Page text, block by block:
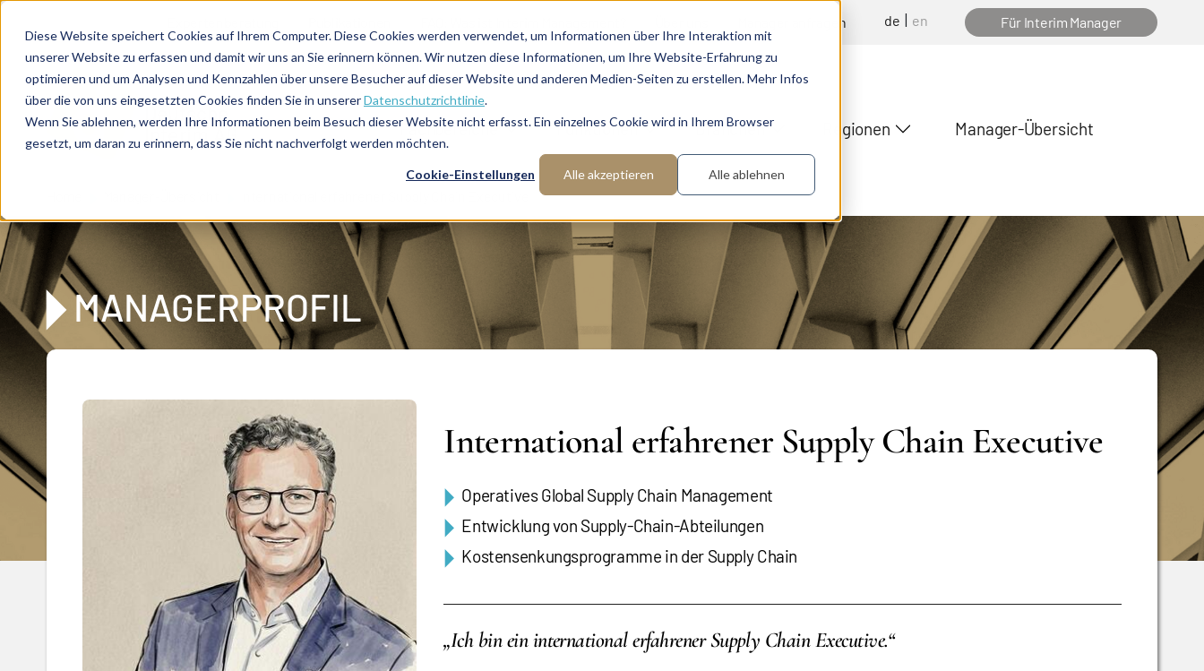
Diese Website speichert Cookies auf Ihrem Computer. Diese Cookies werden verwendet, um Informationen über Ihre Interaktion mit
unserer Website zu erfassen und damit wir uns an Sie erinnern können. Wir nutzen diese Informationen, um Ihre Website-Erfahrung zu
optimieren und um Analysen und Kennzahlen über unsere Besucher auf dieser Website und anderen Medien-Seiten zu erstellen. Mehr Infos
über die von uns eingesetzten Cookies finden Sie in unsererDatenschutzrichtlinie.
Wenn Sie ablehnen, werden Ihre Informationen beim Besuch dieser Website nicht erfasst. Ein einzelnes Cookie wird in Ihrem Browser
gesetzt, um daran zu erinnern, dass Sie nicht nachverfolgt werden möchten.
Cookie-Einstellungen Alle akzeptieren Alle ablehnen
Manager anfragen de en Für Interim Manager
Deutsche
InterimAG Fachbereiche Funktionen Branchen Regionen Manager-Übersicht
MANAGERPROFIL
International erfahrener Supply Chain Executive
Operatives Global Supply Chain Management
Entwicklung von Supply-Chain-Abteilungen
Kostensenkungsprogramme in der Supply Chain
„Ich bin ein international erfahrener Supply Chain Executive.“